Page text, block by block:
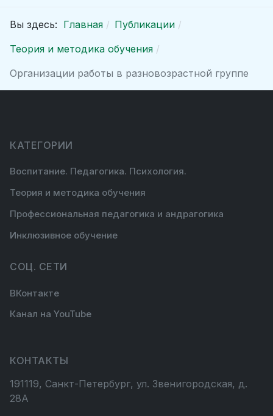
Вы здесь: Главная
Публикации
Теория и методика обучения
Организации работы в разновозрастной группе
КАТЕГОРИИ
Воспитание. Педагогика. Психология.
Теория и методика обучения
Профессиональная педагогика и андрагогика
Инклюзивное обучение
СОЦ. СЕТИ
ВКонтакте
Канал на YouTube
КОНТАКТЫ
191119, Санкт-Петербург, ул. Звенигородская, д.
28А